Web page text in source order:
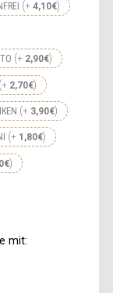
+ 4,10€
+ 2,90€
+ 2,70€
+ 3,90€
+ 1,80€
€
mit: